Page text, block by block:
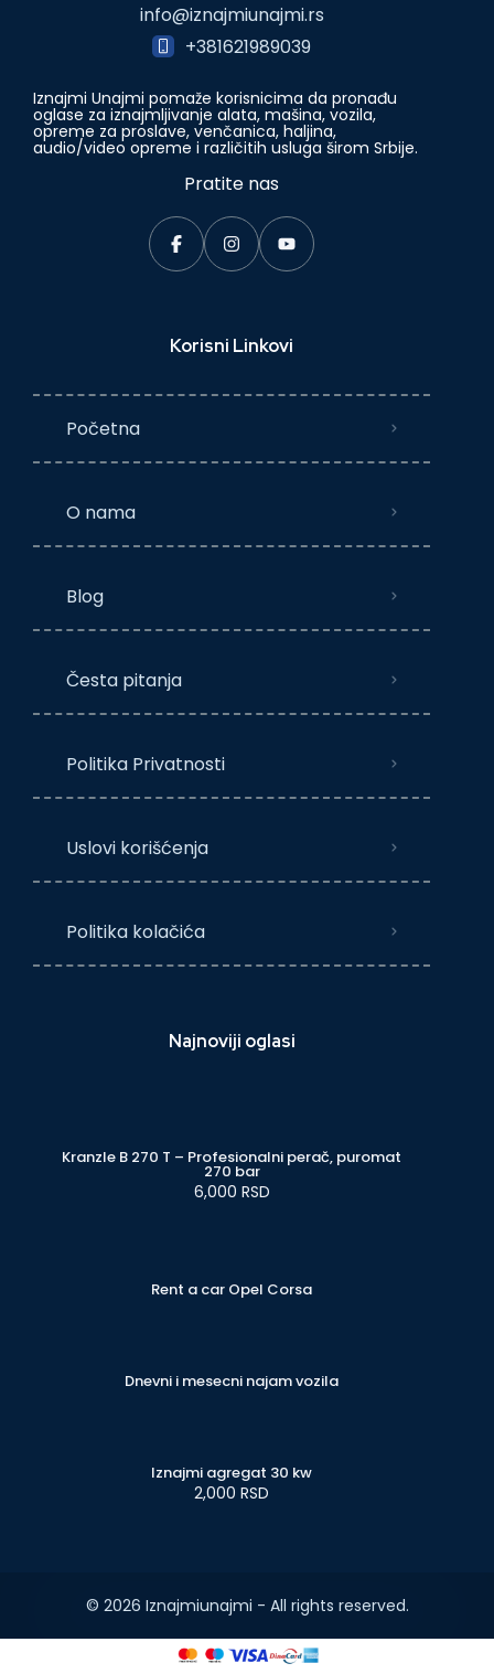
info@iznajmiunajmi.rs
+381621989039
Iznajmi Unajmi pomaže korisnicima da pronađu
oglase za iznajmljivanje alata, mašina, vozila,
opreme za proslave, venčanica, haljina,
audio/video opreme i različitih usluga širom Srbije.
Pratite nas
Korisni Linkovi
Početna
O nama
Blog
Česta pitanja
Politika Privatnosti
Uslovi korišćenja
Politika kolačića
Najnoviji oglasi
Kranzle B 270 T – Profesionalni perač, puromat
270 bar
6,000 RSD
Rent a car Opel Corsa
Dnevni i mesecni najam vozila
Iznajmi agregat 30 kw
2,000 RSD
© 2026 Iznajmiunajmi - All rights reserved.